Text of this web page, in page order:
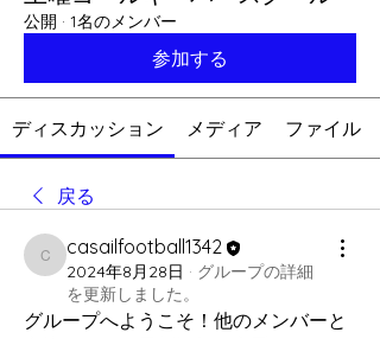
公開 · 1名のメンバー
参加する
ディスカッション メディア ファイル
戻る
casailfootball1342
casailfootball1342
2024年8月28日 · グループの詳細
を更新しました。
グループへようこそ！他のメンバーと